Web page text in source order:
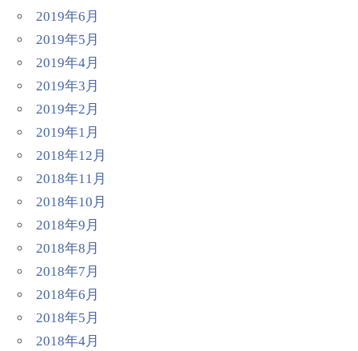
2019年6月
2019年5月
2019年4月
2019年3月
2019年2月
2019年1月
2018年12月
2018年11月
2018年10月
2018年9月
2018年8月
2018年7月
2018年6月
2018年5月
2018年4月